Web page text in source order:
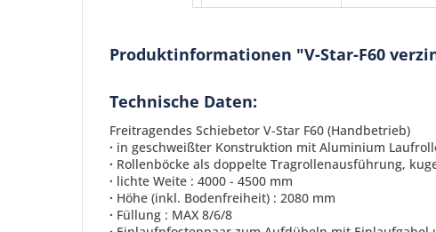
Produktinformationen "V-Star-F60
Technische Daten:
Freitragendes Schiebetor V-Star F60 (Handbetrieb)
· in geschweißter Konstruktion mit Aluminium
· Rollenböcke als doppelte Tragrollenausführung,
· lichte Weite : 4000 - 4500 mm
· Höhe (inkl. Bodenfreiheit) : 2080 mm
· Füllung : MAX 8/6/8